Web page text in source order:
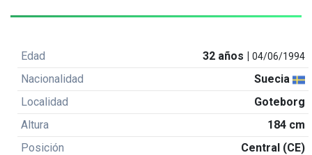
Edad 32 años |04/06/1994
Nacionalidad
Suecia
Localidad
Goteborg
Altura
184 cm
Posición
Central (CE)